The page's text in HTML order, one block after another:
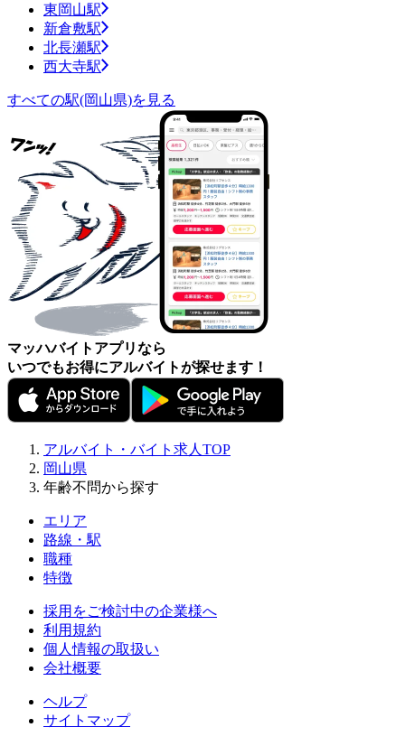
東岡山駅
新倉敷駅
北長瀬駅
西大寺駅
すべての駅(岡山県)を見る
マッハバイトアプリなら
いつでもお得にアルバイトが探せます！
アルバイト・バイト求人TOP
岡山県
年齢不問から探す
エリア
路線・駅
職種
特徴
採用をご検討中の企業様へ
利用規約
個人情報の取扱い
会社概要
ヘルプ
サイトマップ